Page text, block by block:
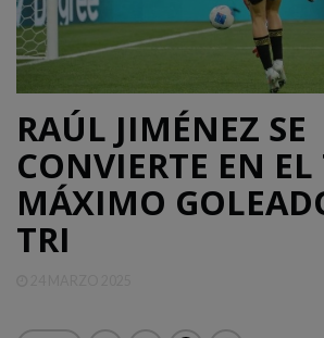
QUINTANA
ROO
DEPORTES
ENTRETENIMIENTO
RAÚL JIMÉNEZ SE
CONVIERTE EN EL
MÁXIMO
TRI